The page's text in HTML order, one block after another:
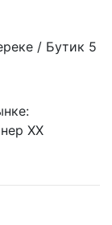
/ Бутик 5
XX